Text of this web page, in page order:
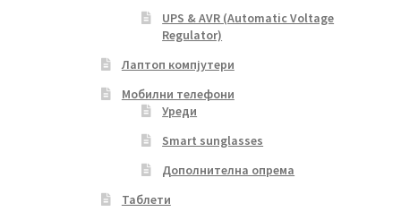
UPS & AVR (Automatic Voltage
Regulator)
Лаптоп компјутери
Мобилни телефони
Уреди
Smart sunglasses
Дополнителна опрема
Таблети